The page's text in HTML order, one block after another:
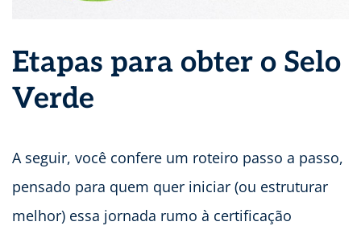
Etapas para obter o Selo
Verde
A seguir, você confere um roteiro passo a passo,
pensado para quem quer iniciar (ou estruturar
melhor) essa jornada rumo à certificação